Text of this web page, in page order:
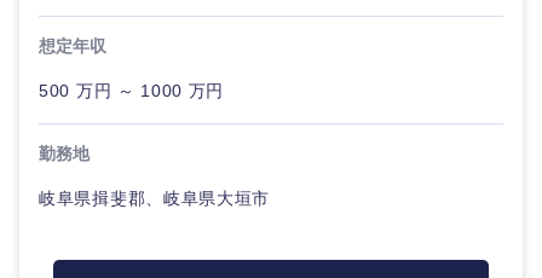
想定年収
500 万円 ～ 1000 万円
勤務地
岐阜県揖斐郡、岐阜県大垣市